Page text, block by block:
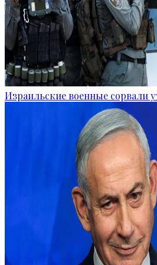
Израильские военные сорвали